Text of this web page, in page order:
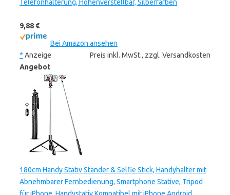
Telefonhalterung, Höhenverstellbar, Silberfarben
9,88 €
Bei Amazon ansehen
* Anzeige
Preis inkl. MwSt., zzgl. Versandkosten
Angebot
180cm Handy Stativ Ständer & Selfie Stick, Handyhalter mit
Abnehmbarer Fernbedienung, Smartphone Stative, Tripod